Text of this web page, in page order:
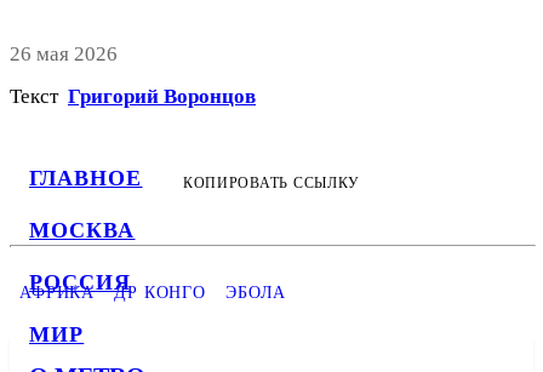
ГЛАВНОЕ
МОСКВА
РОССИЯ
МИР
26 мая 2026
Текст Григорий Воронцов
КОПИРОВАТЬ ССЫЛКУ
АФРИКА ДР КОНГО ЭБОЛА